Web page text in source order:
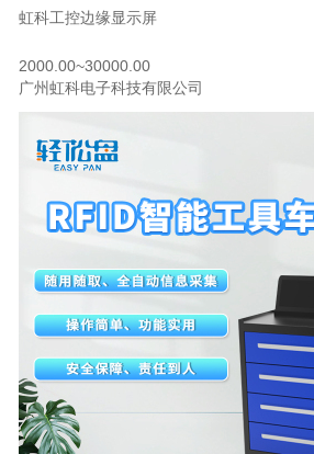
虹科工控边缘显示屏
2000.00~30000.00
广州虹科电子科技有限公司